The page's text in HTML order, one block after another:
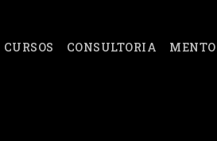
CURSOS CONSULTORIA